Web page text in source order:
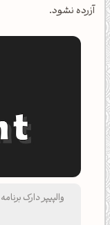
آزرده نشود.